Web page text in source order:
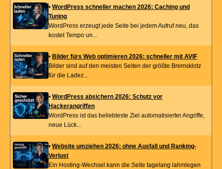
• WordPress schneller machen 2026: Caching und
Tuning
WordPress erzeugt jede Seite bei jedem Aufruf neu, das
kostet Tempo un...
• Bilder fürs Web optimieren 2026: schneller mit AVIF
Bilder sind auf den meisten Seiten der größte Bremsklotz
für die Ladez...
• WordPress absichern 2026: Schutz vor
Hackerangriffen
WordPress ist das beliebteste Ziel automatisierter Angriffe,
neue Lück...
• Website umziehen 2026: ohne Ausfall und Ranking-
Verlust
Ein Hosting-Wechsel kann die Seite tagelang lahmlegen